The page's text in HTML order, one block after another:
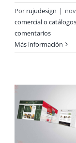
Por rujudesign |
comercial o catálogos
comentarios
Más información